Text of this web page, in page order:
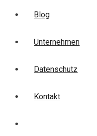
Blog
Unternehmen
Datenschutz
Kontakt